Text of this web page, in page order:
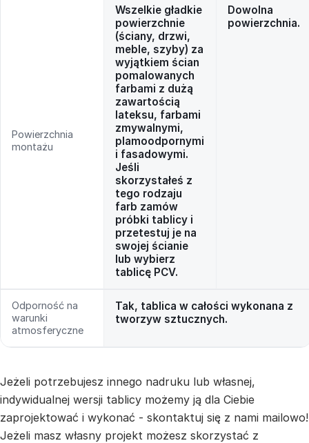
Powierzchnia
montażu
Wszelkie gładkie
powierzchnie
(ściany, drzwi,
meble, szyby) za
wyjątkiem ścian
pomalowanych
farbami z dużą
zawartością
lateksu, farbami
zmywalnymi,
plamoodpornymi
i fasadowymi.
Jeśli
skorzystałeś z
tego rodzaju
farb zamów
próbki tablicy i
przetestuj je na
swojej ścianie
lub wybierz
tablicę PCV.
Dowolna
powierzchnia.
Odporność na
warunki
atmosferyczne
Tak, tablica w całości wykonana z
tworzyw sztucznych.
Jeżeli potrzebujesz innego nadruku lub własnej,
indywidualnej wersji tablicy możemy ją dla Ciebie
zaprojektować i wykonać - skontaktuj się z nami mailowo!
Jeżeli masz własny projekt możesz skorzystać z